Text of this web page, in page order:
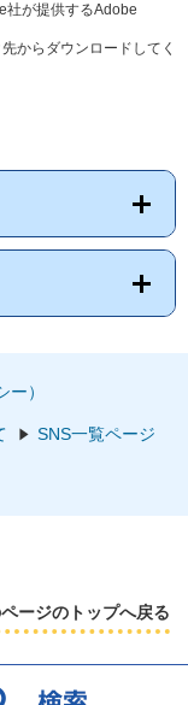
社が提供するAdobe
からダウンロードしてく
）
SNS一覧ページ
ージのトップへ戻る